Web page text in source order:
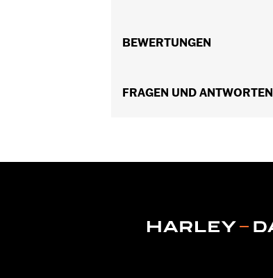
Montagekit P/N 50502192.
In Einheiten erhältlich:Jeweils
BEWERTUNGEN
FRAGEN UND ANTWORTEN